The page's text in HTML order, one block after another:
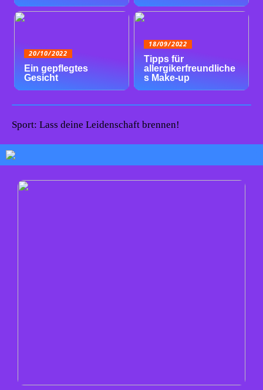
20/10/2022
Ein gepflegtes
Gesicht
18/09/2022
Tipps für
allergikerfreundliche
s Make-up
Sport: Lass deine Leidenschaft brennen!